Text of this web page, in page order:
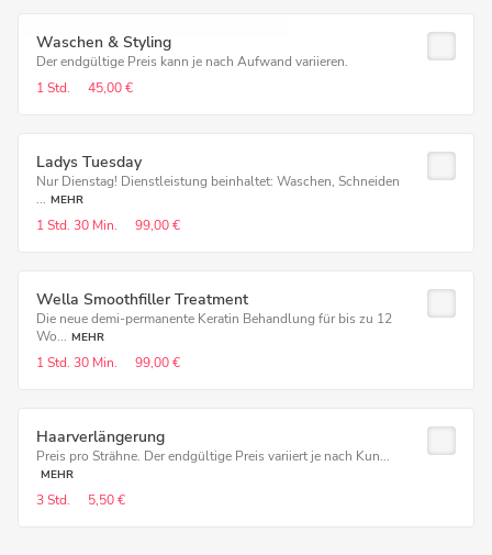
Waschen & Styling
Der endgültige Preis kann je nach Aufwand variieren.
1 Std.
45,00 €
Ladys Tuesday
Nur Dienstag! Dienstleistung beinhaltet: Waschen, Schneiden
... MEHR
1 Std. 30 Min. 99,00 €
Wella Smoothfiller Treatment
Die neue demi-permanente Keratin Behandlung für bis zu 12
Wo... MEHR
1 Std. 30 Min. 99,00 €
Haarverlängerung
Preis pro Strähne. Der endgültige Preis variiert je nach Kun...
MEHR
3 Std. 5,50 €